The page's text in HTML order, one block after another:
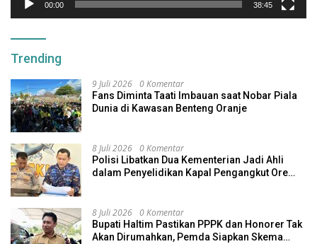
00:00 38:45
Trending
9 Juli 2026 0 Komentar
Fans Diminta Taati Imbauan saat Nobar Piala
Dunia di Kawasan Benteng Oranje
8 Juli 2026 0 Komentar
Polisi Libatkan Dua Kementerian Jadi Ahli
dalam Penyelidikan Kapal Pengangkut Ore
8 Juli 2026 0 Komentar
Bupati Haltim Pastikan PPPK dan Honorer Tak
Akan Dirumahkan, Pemda Siapkan Skema